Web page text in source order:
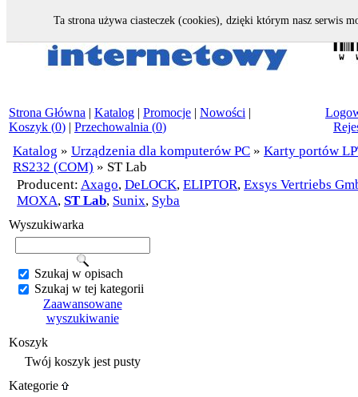
Strona Główna | Katalog | Promocje | Nowości |
Koszyk (0) | Przechowalnia (0)
Katalog » Urządzenia dla komputerów PC » Karty portów
RS232 (COM) » ST Lab
Producent: Axago, DeLOCK, ELIPTOR, Exsys Vertriebs
MOXA, ST Lab, Sunix, Syba
Wyszukiwarka
Szukaj w opisach
Szukaj w tej kategorii
Zaawansowane
wyszukiwanie
Koszyk
Twój koszyk jest pusty
Kategorie
Ta strona używa ciasteczek (cookies), dzięki którym nasz serwis